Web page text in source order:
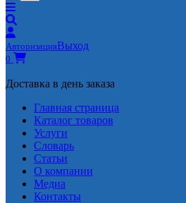
АвторизацияВыход
0
Доставка в день заказа
Главная страница
Каталог товаров
Услуги
Словарь
Статьи
О компании
Медиа
Контакты